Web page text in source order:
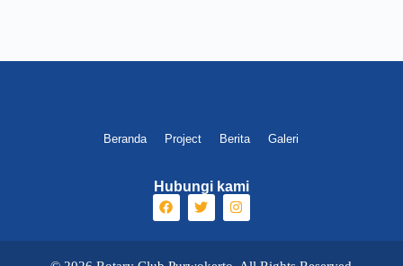
Beranda Project Berita Galeri
Hubungi kami